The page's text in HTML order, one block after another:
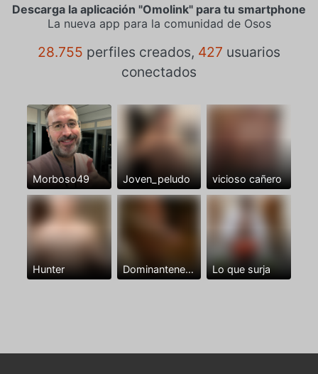
Descarga la aplicación "Omolink" para tu smartphone
La nueva app para la comunidad de Osos
28.755 perfiles creados, 427 usuarios
conectados
Morboso49 Joven_peludo vicioso cañero
Hunter Dominantenegro ya Lo que surja